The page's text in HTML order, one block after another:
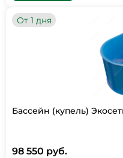
От 1 дня
Бассейн (купель)
98 550 руб.